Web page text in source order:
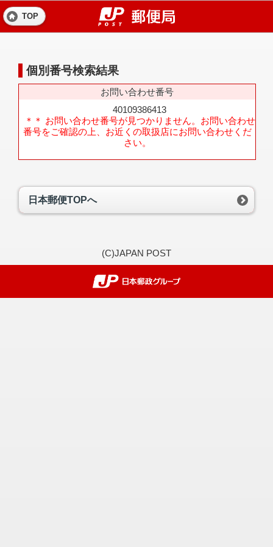
TOP
個別番号検索結果
お問い合わせ番号
40109386413
＊＊ お問い合わせ番号が見つかりません。お問い合わせ
番号をご確認の上、お近くの取扱店にお問い合わせくだ
さい。
日本郵便TOPへ
(C)JAPAN POST